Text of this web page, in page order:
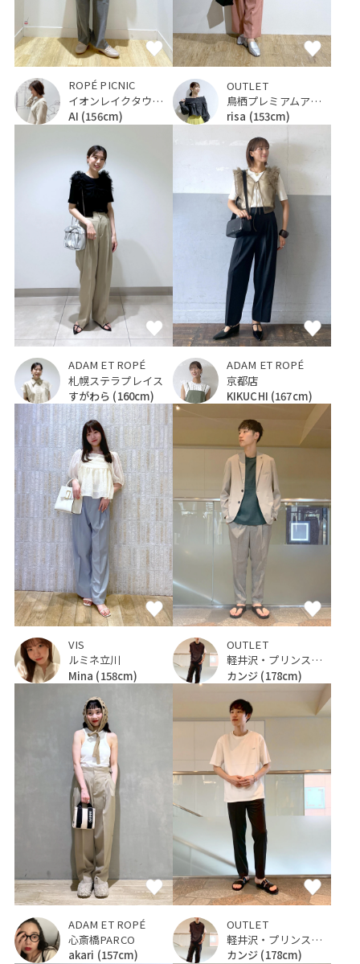
ROPÉ PICNIC
イオンレイクタウンKaze
AI (156cm)
OUTLET
鳥栖プレミアムアウトレット
risa (153cm)
ADAM ET ROPÉ
札幌ステラプレイス
すがわら (160cm)
ADAM ET ROPÉ
京都店
KIKUCHI (167cm)
VIS
ルミネ立川
Mina (158cm)
OUTLET
軽井沢・プリンスショッピングプラザ
カンジ (178cm)
ADAM ET ROPÉ
心斎橋PARCO
akari (157cm)
OUTLET
軽井沢・プリンスショッピングプラザ
カンジ (178cm)